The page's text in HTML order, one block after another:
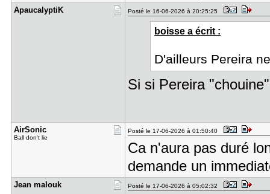
Apaucalypt​iK Posté le 16-06-2026 à 20:25:25
boisse a écrit :
D'ailleurs Pereira
Si si Pereira
AirSonic
Ball don't lie
Posté le 17-06-2026 à 01:50:40
Ca n'aura pas duré
demande un
Jean malou​k Posté le 17-06-2026 à 05:02:32